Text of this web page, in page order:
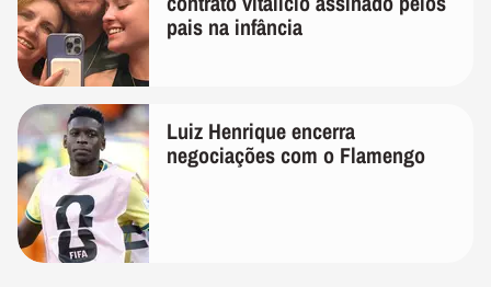
pais na infância
Luiz Henrique encerra
negociações com o Flamengo